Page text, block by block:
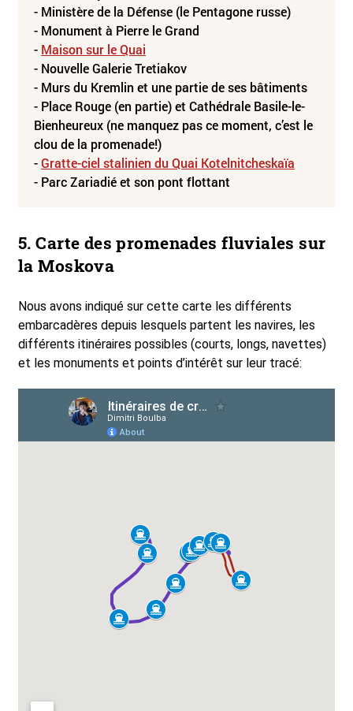
- Ministère de la Défense (le Pentagone russe)
- Monument à Pierre le Grand
- Maison sur le Quai
- Nouvelle Galerie Tretiakov
- Murs du Kremlin et une partie de ses bâtiments
- Place Rouge (en partie) et Cathédrale Basile-le-
Bienheureux (ne manquez pas ce moment, c’est le
clou de la promenade!)
-Gratte-ciel stalinien du Quai Kotelnitcheskaïa
- Parc Zariadié et son pont flottant
5. Carte des promenades fluviales sur
la Moskova
Nous avons indiqué sur cette carte les différents
embarcadères depuis lesquels partent les navires, les
différents itinéraires possibles (courts, longs, navettes)
et les monuments et points d’intérêt sur leur tracé: